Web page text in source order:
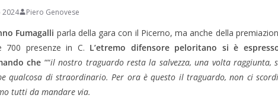
2024 Piero Genovese
Fumagalli parla della gara con il Picerno, ma anche della
700 presenze in C. L’etremo difensore peloritano si è
che ““il nostro traguardo resta la salvezza, una volta raggiunta,
qualcosa di straordinario. Per ora è questo il traguardo, non ci
tutti da mandare via.